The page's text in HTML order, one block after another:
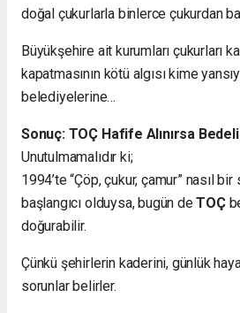
doğal çukurlarla binlerce çukurdan
Büyükşehire ait kurumları çukurları
kapatmasının kötü algısı kime
belediyelerine…
Sonuç: TOÇ Hafife Alınırsa
Unutulmamalıdır ki;
1994’te “Çöp, çukur, çamur” nasıl
başlangıcı olduysa, bugün deTOÇ
doğurabilir.
Çünkü şehirlerin kaderini, günlük
sorunlar belirler.